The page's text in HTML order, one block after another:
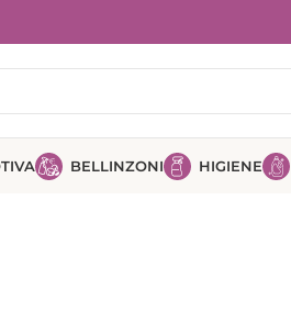
BELLINZONI HIGIENE